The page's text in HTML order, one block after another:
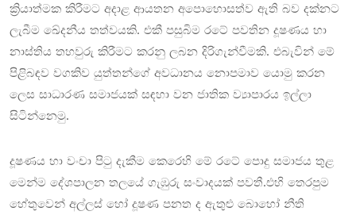
ක්‍රියාත්මක කිරීමට අදාළ ආයතන අපොහොසත්ව ඇති බව දක්නට
ලැබීම ඛේදනීය තත්වයකි. එකී පසුබිම රටේ පවතින දූෂණය හා
නාස්තිය තහවුරු කිරීමට කරනු ලබන දිරිගැන්වීමකි. එබැවින් මේ
පිළිබඳව වගකිව යුත්තන්ගේ අවධානය නොපමාව යොමු කරන
ලෙස සාධාරණ සමාජයක් සඳහා වන ජාතික ව්‍යාපාරය ඉල්ලා
සිටින්නෙමු.
දූෂණය හා වංචා පිටු දැකීම කෙරෙහි මේ රටේ පොදු සමාජය තුළ
මෙන්ම දේශපාලන තලයේ ගැඹුරු සංවාදයක් පවතී.එහි තෙරපුම
හේතුවෙන් අල්ලස් හෝ දූෂණ පනත ද ඇතුළු බොහෝ නීති